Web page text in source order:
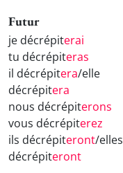
Futur
je décrépiterai
tu décrépiteras
il décrépitera/elle
décrépitera
nous décrépiterons
vous décrépiterez
ils décrépiteront/elles
décrépiteront